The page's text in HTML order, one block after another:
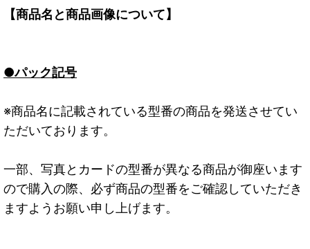
【商品名と商品画像について】
●パック記号
※商品名に記載されている型番の商品を発送させてい
ただいております。
一部、写真とカードの型番が異なる商品が御座います
ので購入の際、必ず商品の型番をご確認していただき
ますようお願い申し上げます。